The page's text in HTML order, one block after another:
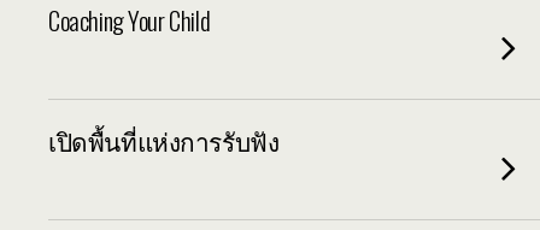
Coaching Your Child
เปิดพื้นที่แห่งการรับฟัง